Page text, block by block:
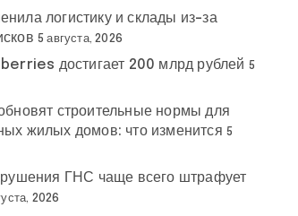
логистику и склады из-за
5 августа, 2026
достигает 200 млрд рублей 5
строительные нормы для
жилых домов: что изменится 5
ГНС чаще всего штрафует
2026